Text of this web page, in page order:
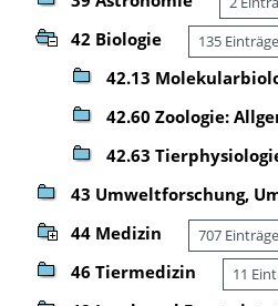
42 Biologie 135 Einträge
42.13
42.60 Zoologie:
42.63
43 Umweltforschung,
44 Medizin 707 Einträge
46 Tiermedizin 11